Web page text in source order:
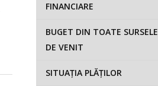
FINANCIARE
BUGET DIN TOATE SURSELE
DE VENIT
SITUAȚIA PLĂȚILOR